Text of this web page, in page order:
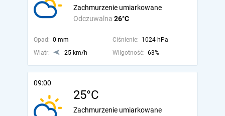
Odczuwalna 26°C
Zachmurzenie umiarkowane
Opad: 0 mm Ciśnienie: 1024 hPa
Wiatr:
25 km/h Wilgotność: 63%
09:00
25°C
Zachmurzenie umiarkowane